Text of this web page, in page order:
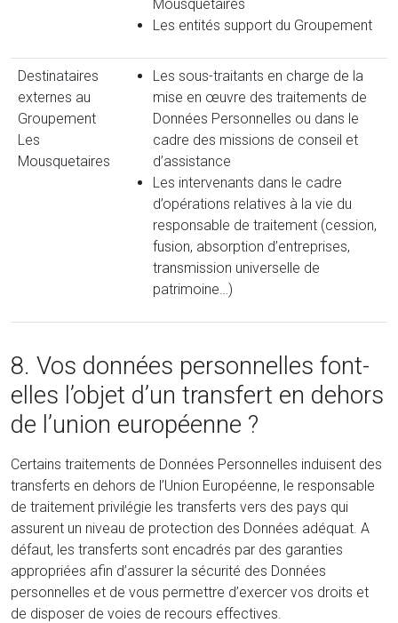
Mousquetaires
Les entités support du Groupement
Destinataires
externes au
Groupement
Les
Mousquetaires
Les sous-traitants en charge de la
mise en œuvre des traitements de
Données Personnelles ou dans le
cadre des missions de conseil et
d’assistance
Les intervenants dans le cadre
d’opérations relatives à la vie du
responsable de traitement (cession,
fusion, absorption d’entreprises,
transmission universelle de
patrimoine…)
8. Vos données personnelles font-
elles l’objet d’un transfert en dehors
de l’union européenne ?
Certains traitements de Données Personnelles induisent des
transferts en dehors de l’Union Européenne, le responsable
de traitement privilégie les transferts vers des pays qui
assurent un niveau de protection des Données adéquat. A
défaut, les transferts sont encadrés par des garanties
appropriées afin d’assurer la sécurité des Données
personnelles et de vous permettre d’exercer vos droits et
de disposer de voies de recours effectives.